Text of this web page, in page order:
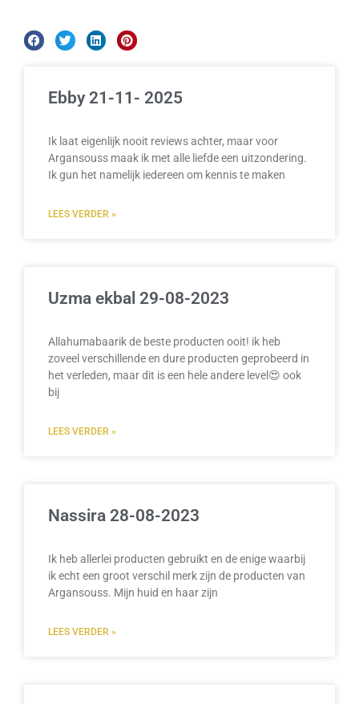
Ebby 21-11- 2025
Ik laat eigenlijk nooit reviews achter, maar voor
Argansouss maak ik met alle liefde een uitzondering.
Ik gun het namelijk iedereen om kennis te maken
LEES VERDER »
Uzma ekbal 29-08-2023
Allahumabaarik de beste producten ooit! ik heb
zoveel verschillende en dure producten geprobeerd in
het verleden, maar dit is een hele andere level😍 ook
bij
LEES VERDER »
Nassira 28-08-2023
Ik heb allerlei producten gebruikt en de enige waarbij
ik echt een groot verschil merk zijn de producten van
Argansouss. Mijn huid en haar zijn
LEES VERDER »